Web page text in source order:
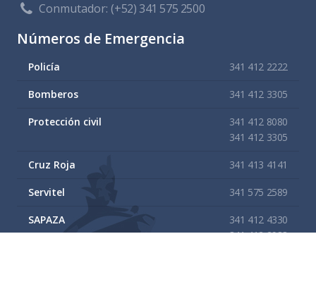
Conmutador:(+52) 341 575 2500
Números de Emergencia
Policía 341 412 2222
Bomberos 341 412 3305
Protección civil
341 412 8080
341 412 3305
Cruz Roja 341 413 4141
Servitel 341 575 2589
SAPAZA
341 412 4330
341 412 2983